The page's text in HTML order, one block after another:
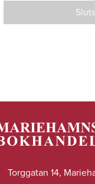
Torggatan 14,